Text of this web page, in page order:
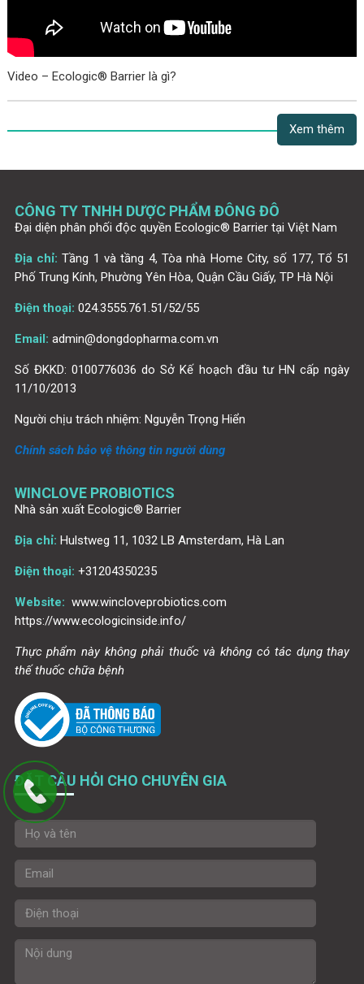
Video – Ecologic® Barrier là gì?
Xem thêm
CÔNG TY TNHH DƯỢC PHẨM ĐÔNG ĐÔ
Đại diện phân phối độc quyền Ecologic® Barrier tại Việt Nam
Địa chỉ: Tầng 1 và tầng 4, Tòa nhà Home City, số 177, Tổ 51
Phố Trung Kính, Phường Yên Hòa, Quận Cầu Giấy, TP Hà Nội
Điện thoại: 024.3555.761.51/52/55
Email: admin@dongdopharma.com.vn
Số ĐKKD: 0100776036 do Sở Kế hoạch đầu tư HN cấp ngày
11/10/2013
Người chịu trách nhiệm: Nguyễn Trọng Hiển
Chính sách bảo vệ thông tin người dùng
WINCLOVE PROBIOTICS
Nhà sản xuất Ecologic® Barrier
Địa chỉ: Hulstweg 11, 1032 LB Amsterdam, Hà Lan
Điện thoại: +31204350235
Website: www.wincloveprobiotics.com
https://www.ecologicinside.info/
Thực phẩm này không phải thuốc và không có tác dụng thay
thế thuốc chữa bệnh
ĐẶT CÂU HỎI CHO CHUYÊN GIA